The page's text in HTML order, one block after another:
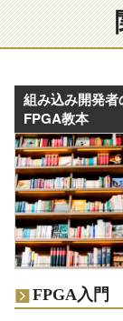
組み込み開発者
FPGA教本
FPGA入門